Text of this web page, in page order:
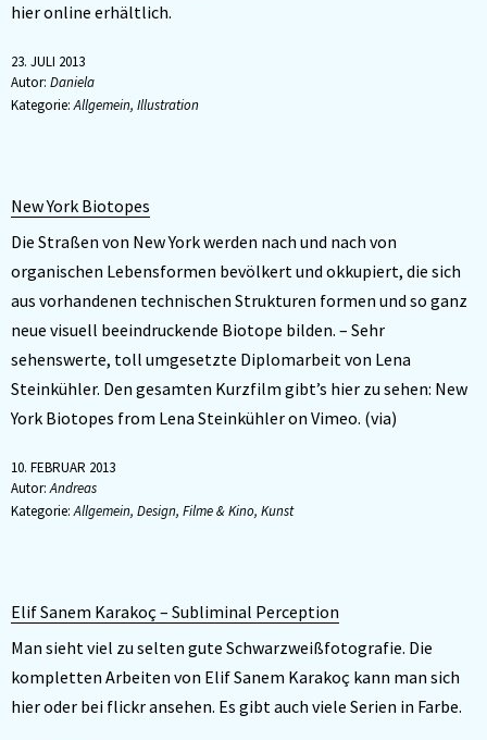
hier online erhältlich.
23. JULI 2013
Autor: Daniela
Kategorie:Allgemein, Illustration
New York Biotopes
Die Straßen von New York werden nach und nach von
organischen Lebensformen bevölkert und okkupiert, die sich
aus vorhandenen technischen Strukturen formen und so ganz
neue visuell beeindruckende Biotope bilden. – Sehr
sehenswerte, toll umgesetzte Diplomarbeit von Lena
Steinkühler. Den gesamten Kurzfilm gibt’s hier zu sehen: New
York Biotopes from Lena Steinkühler on Vimeo. (via)
10. FEBRUAR 2013
Autor:Andreas
Kategorie:Allgemein, Design, Filme & Kino, Kunst
Elif Sanem Karakoç – Subliminal Perception
Man sieht viel zu selten gute Schwarzweißfotografie. Die
kompletten Arbeiten von Elif Sanem Karakoç kann man sich
hier oder bei flickr ansehen. Es gibt auch viele Serien in Farbe.